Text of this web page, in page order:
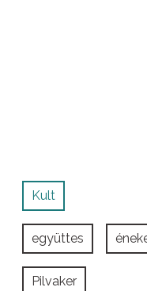
Kult
együttes
Pilvaker